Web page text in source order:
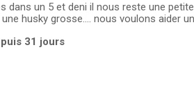
dans un 5 et deni il nous reste une
husky grosse.... nous voulons aider
31 jours